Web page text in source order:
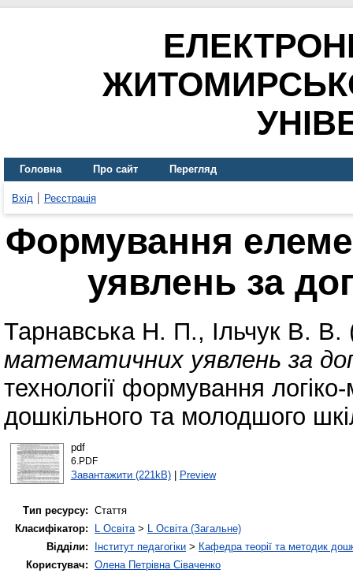
Головна Про сайт Перегляд
Вхід Реєстрація
Формування
уявлень за
Тарнавська Н. П., Ільчук В. В.
математичних уявлень за
технології формування
дошкільного та молодшого
pdf
6.PDF
Завантажити (221kB)| Preview
Тип ресурсу: Стаття
Класифікатор:
L Освіта> L Освіта (Загальне)
Відділи:
Інститут педагогіки > Кафедра теорії та методик
Користувач: Олена Петрівна Сіваченко